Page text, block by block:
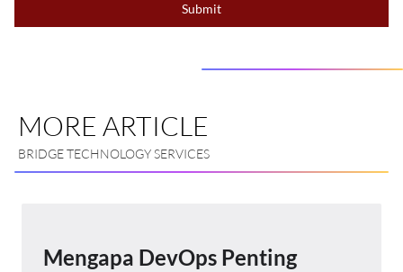
Submit
Mengapa DevOps Penting
MORE ARTICLE
BRIDGE TECHNOLOGY SERVICES